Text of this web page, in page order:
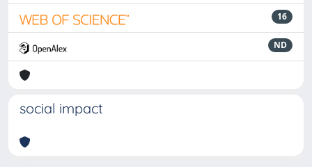
16
ND
social impact